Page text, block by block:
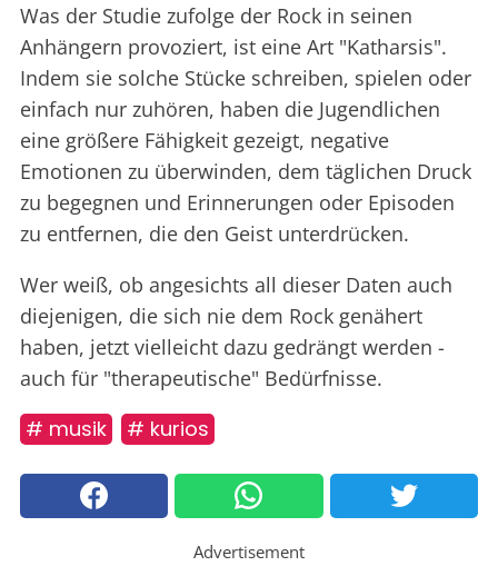
Was der Studie zufolge der Rock in seinen
Anhängern provoziert, ist eine Art "Katharsis".
Indem sie solche Stücke schreiben, spielen oder
einfach nur zuhören, haben die Jugendlichen
eine größere Fähigkeit gezeigt, negative
Emotionen zu überwinden, dem täglichen Druck
zu begegnen und Erinnerungen oder Episoden
zu entfernen, die den Geist unterdrücken.
Wer weiß, ob angesichts all dieser Daten auch
diejenigen, die sich nie dem Rock genähert
haben, jetzt vielleicht dazu gedrängt werden -
auch für "therapeutische" Bedürfnisse.
# musik # kurios
Advertisement